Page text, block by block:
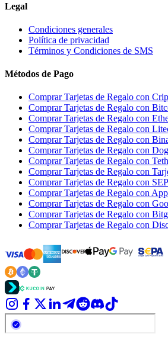
Legal
Condiciones generales
Política de privacidad
Términos y Condiciones de SMS
Métodos de Pago
Comprar Tarjetas de Regalo con
Comprar Tarjetas de Regalo con
Comprar Tarjetas de Regalo con
Comprar Tarjetas de Regalo con
Comprar Tarjetas de Regalo con
Comprar Tarjetas de Regalo con
Comprar Tarjetas de Regalo con
Comprar Tarjetas de Regalo con
Comprar Tarjetas de Regalo con
Comprar Tarjetas de Regalo con
Comprar Tarjetas de Regalo con
Comprar Tarjetas de Regalo con
Comprar Tarjetas de Regalo con